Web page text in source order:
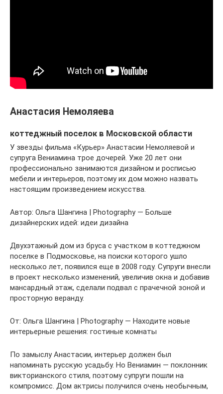
Анастасия Немоляева
коттеджный поселок в Московской области
У звезды фильма «Курьер» Анастасии Немоляевой и
супруга Вениамина трое дочерей. Уже 20 лет они
профессионально занимаются дизайном и росписью
мебели и интерьеров, поэтому их дом можно назвать
настоящим произведением искусства.
Автор: Ольга Шангина | Photography — Больше
дизайнерских идей: идеи дизайна
Двухэтажный дом из бруса с участком в коттеджном
поселке в Подмосковье, на поиски которого ушло
несколько лет, появился еще в 2008 году. Супруги внесли
в проект несколько изменений, увеличив окна и добавив
мансардный этаж, сделали подвал с прачечной зоной и
просторную веранду.
От: Ольга Шангина | Photography — Находите новые
интерьерные решения: гостиные комнаты
По замыслу Анастасии, интерьер должен был
напоминать русскую усадьбу. Но Вениамин — поклонник
викторианского стиля, поэтому супруги пошли на
компромисс. Дом актрисы получился очень необычным,